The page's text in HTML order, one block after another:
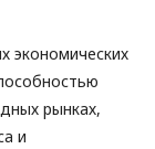
экономических
рынках,
и